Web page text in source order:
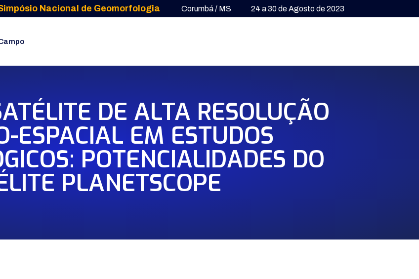
Simpósio Nacional de Geomorfologia Corumbá / MS 24 a 30 de Agosto de 2023
DE ALTA RESOLUÇÃO
ESPACIAL EM ESTUDOS
POTENCIALIDADES DO
PLANETSCOPE